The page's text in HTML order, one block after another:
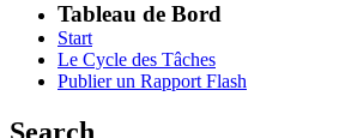
Tableau de Bord
Start
Le Cycle des Tâches
Publier un Rapport Flash